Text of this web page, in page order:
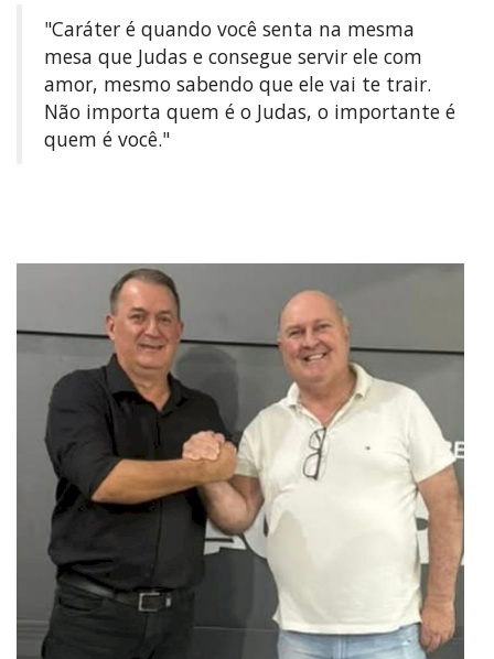
"Caráter é quando você senta na mesma
mesa que Judas e consegue servir ele com
amor, mesmo sabendo que ele vai te trair.
Não importa quem é o Judas, o importante é
quem é você."